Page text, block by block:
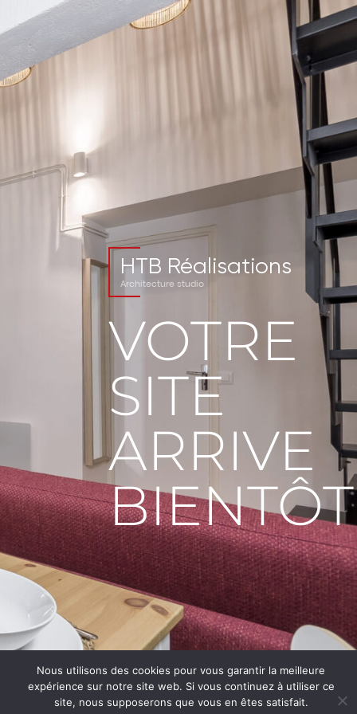
HTB Réalisations
Architecture studio
VOTRE
SITE
ARRIVE
BIENTÔT
Nous utilisons des cookies pour vous garantir la meilleure
expérience sur notre site web. Si vous continuez à utiliser ce
site, nous supposerons que vous en êtes satisfait.